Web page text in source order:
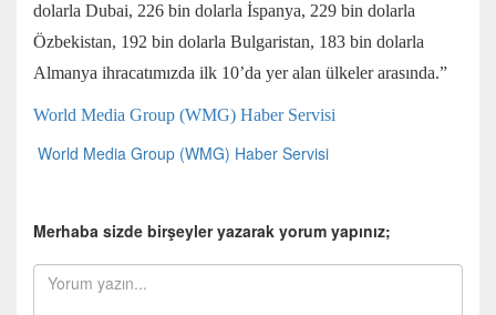
dolarla Dubai, 226 bin dolarla İspanya, 229 bin dolarla
Özbekistan, 192 bin dolarla Bulgaristan, 183 bin dolarla
Almanya ihracatımızda ilk 10’da yer alan ülkeler arasında.”
World Media Group (WMG) Haber Servisi
World Media Group (WMG) Haber Servisi
Merhaba sizde birşeyler yazarak yorum yapınız;